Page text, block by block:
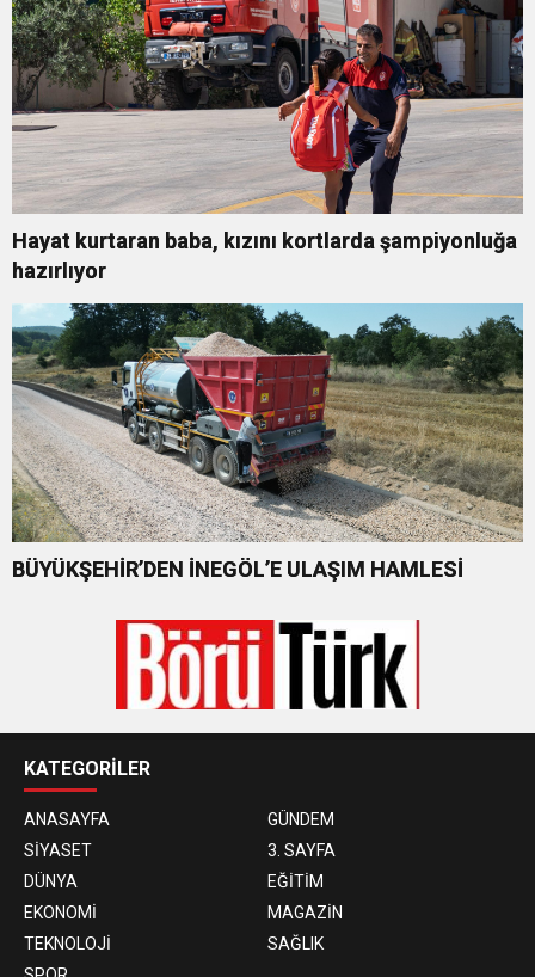
Hayat kurtaran baba, kızını kortlarda şampiyonluğa
hazırlıyor
BÜYÜKŞEHİR’DEN İNEGÖL’E ULAŞIM HAMLESİ
KATEGORİLER
ANASAYFA
GÜNDEM
SİYASET
3. SAYFA
DÜNYA
EĞİTİM
EKONOMİ
MAGAZİN
TEKNOLOJİ
SAĞLIK